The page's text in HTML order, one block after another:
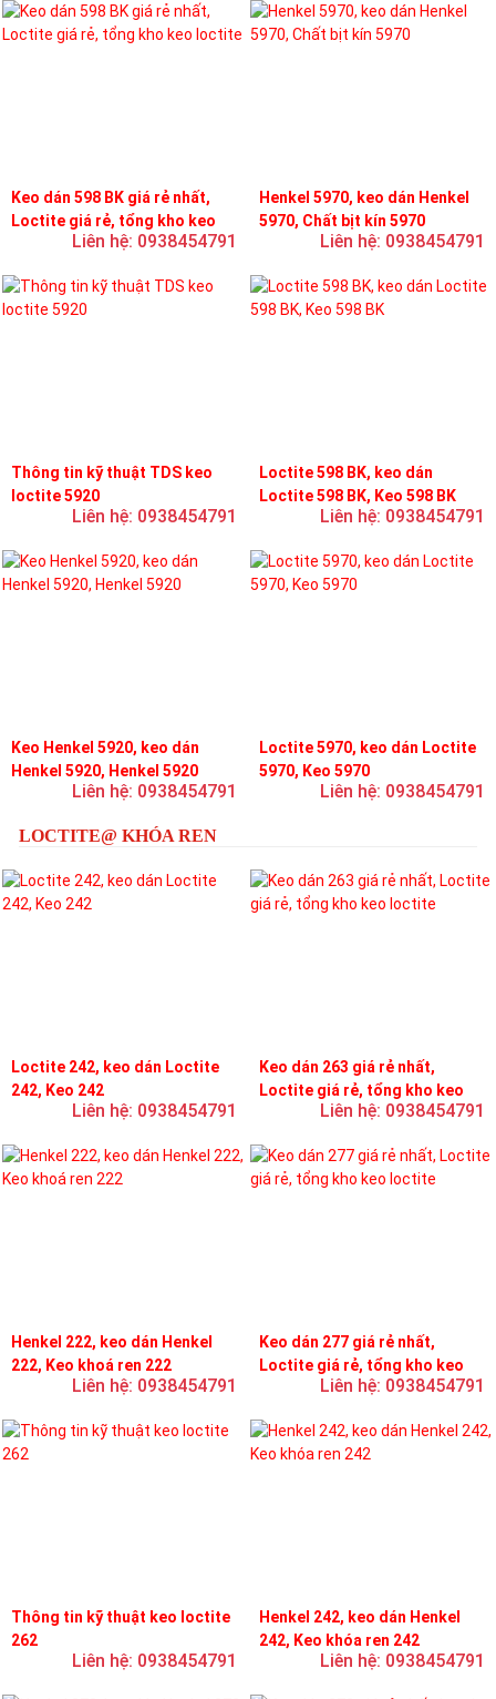
Keo dán 598 BK giá rẻ nhất,
Loctite giá rẻ, tổng kho keo
Liên hệ: 0938454791
Henkel 5970, keo dán Henkel
5970, Chất bịt kín 5970
Liên hệ: 0938454791
Thông tin kỹ thuật TDS keo
loctite 5920
Liên hệ: 0938454791
Loctite 598 BK, keo dán
Loctite 598 BK, Keo 598 BK
Liên hệ: 0938454791
Keo Henkel 5920, keo dán
Henkel 5920, Henkel 5920
Liên hệ: 0938454791
Loctite 5970, keo dán Loctite
5970, Keo 5970
Liên hệ: 0938454791
LOCTITE@ KHÓA REN
Loctite 242, keo dán Loctite
242, Keo 242
Liên hệ: 0938454791
Keo dán 263 giá rẻ nhất,
Loctite giá rẻ, tổng kho keo
Liên hệ: 0938454791
Henkel 222, keo dán Henkel
222, Keo khoá ren 222
Liên hệ: 0938454791
Keo dán 277 giá rẻ nhất,
Loctite giá rẻ, tổng kho keo
Liên hệ: 0938454791
Thông tin kỹ thuật keo loctite
262
Liên hệ: 0938454791
Henkel 242, keo dán Henkel
242, Keo khóa ren 242
Liên hệ: 0938454791